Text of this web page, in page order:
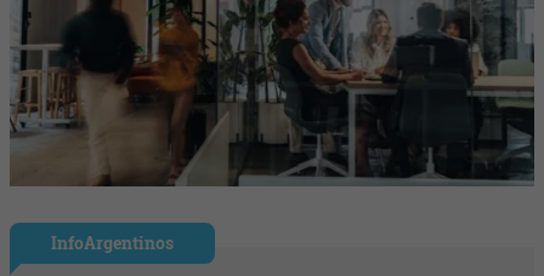
InfoArgentinos